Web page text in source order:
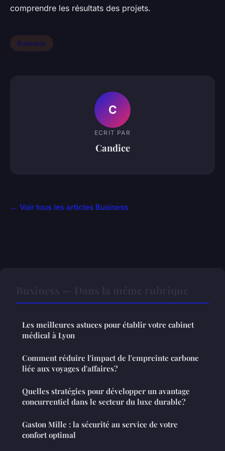
comprendre les résultats des projets.
Business
C
ECRIT PAR
Candice
← Voir tous les articles Business
Les meilleures astuces pour établir votre cabinet
médical à Lyon
Comment réduire l'impact de l'empreinte carbone
liée aux voyages d'affaires?
Quelles stratégies pour développer un avantage
concurrentiel dans le secteur du luxe durable?
Gaston Mille : la sécurité au service de votre
confort optimal